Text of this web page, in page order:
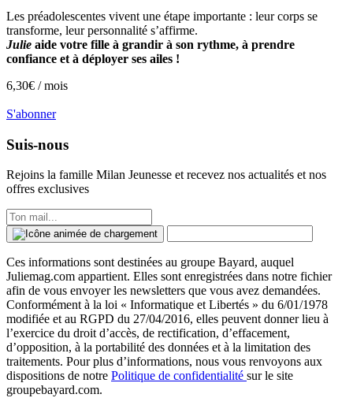
Les préadolescentes vivent une étape importante : leur corps se
transforme, leur personnalité s’affirme.
Julie aide votre fille à grandir à son rythme, à prendre
confiance et à déployer ses ailes !
6,30€ /mois
S'abonner
Suis-nous
Rejoins la famille Milan Jeunesse et recevez nos actualités et nos
offres exclusives
Ces informations sont destinées au groupe Bayard, auquel
Juliemag.com appartient. Elles sont enregistrées dans notre fichier
afin de vous envoyer les newsletters que vous avez demandées.
Conformément à la loi « Informatique et Libertés » du 6/01/1978
modifiée et au RGPD du 27/04/2016, elles peuvent donner lieu à
l’exercice du droit d’accès, de rectification, d’effacement,
d’opposition, à la portabilité des données et à la limitation des
traitements. Pour plus d’informations, nous vous renvoyons aux
dispositions de notre Politique de confidentialité sur le site
groupebayard.com.